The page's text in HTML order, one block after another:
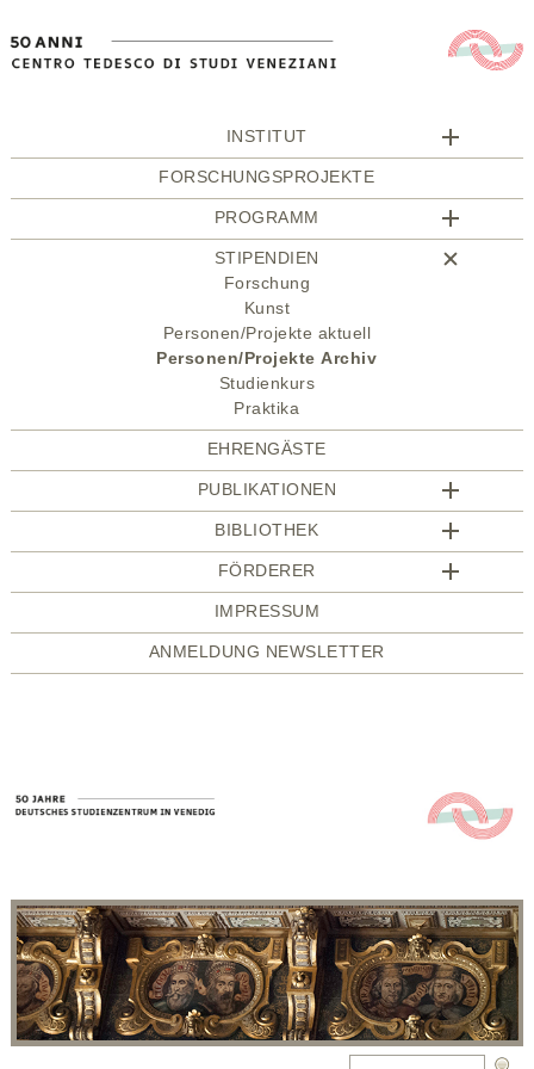
INSTITUT
FORSCHUNGSPROJEKTE
PROGRAMM
STIPENDIEN
Forschung
Kunst
Personen/Projekte aktuell
Personen/Projekte Archiv
Studienkurs
Praktika
EHRENGÄSTE
PUBLIKATIONEN
BIBLIOTHEK
FÖRDERER
IMPRESSUM
ANMELDUNG NEWSLETTER